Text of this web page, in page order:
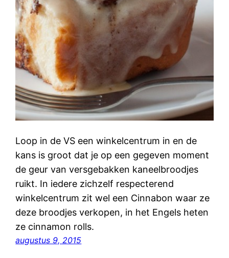
Loop in de VS een winkelcentrum in en de
kans is groot dat je op een gegeven moment
de geur van versgebakken kaneelbroodjes
ruikt. In iedere zichzelf respecterend
winkelcentrum zit wel een Cinnabon waar ze
deze broodjes verkopen, in het Engels heten
ze cinnamon rolls.
augustus 9, 2015